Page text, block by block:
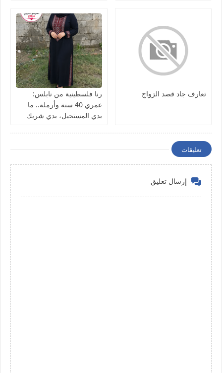
تعارف جاد قصد الزواج
رنا فلسطينية من نابلس:
عمري 40 سنة وأرملة.. ما
بدي المستحيل، بدي شريك
تعليقات
إرسال تعليق